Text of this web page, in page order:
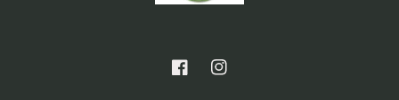
FacebookInstagram